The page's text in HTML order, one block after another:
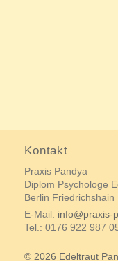
Kontakt
Praxis Pandya
Diplom Psychologe
Berlin Friedrichshain
E-Mail: info@praxis-
Tel.: 0176 922 987
© 2026 Edeltraut